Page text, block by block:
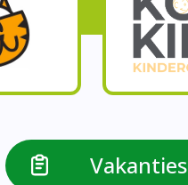
Vakanties